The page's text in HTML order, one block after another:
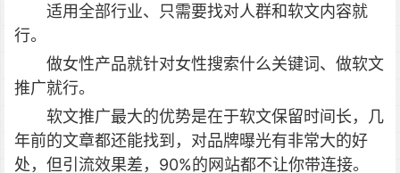
适用全部行业、只需要找对人群和软文内容就
行。
做女性产品就针对女性搜索什么关键词、做软文
推广就行。
软文推广最大的优势是在于软文保留时间长，几
年前的文章都还能找到，对品牌曝光有非常大的好
处，但引流效果差，90%的网站都不让你带连接。